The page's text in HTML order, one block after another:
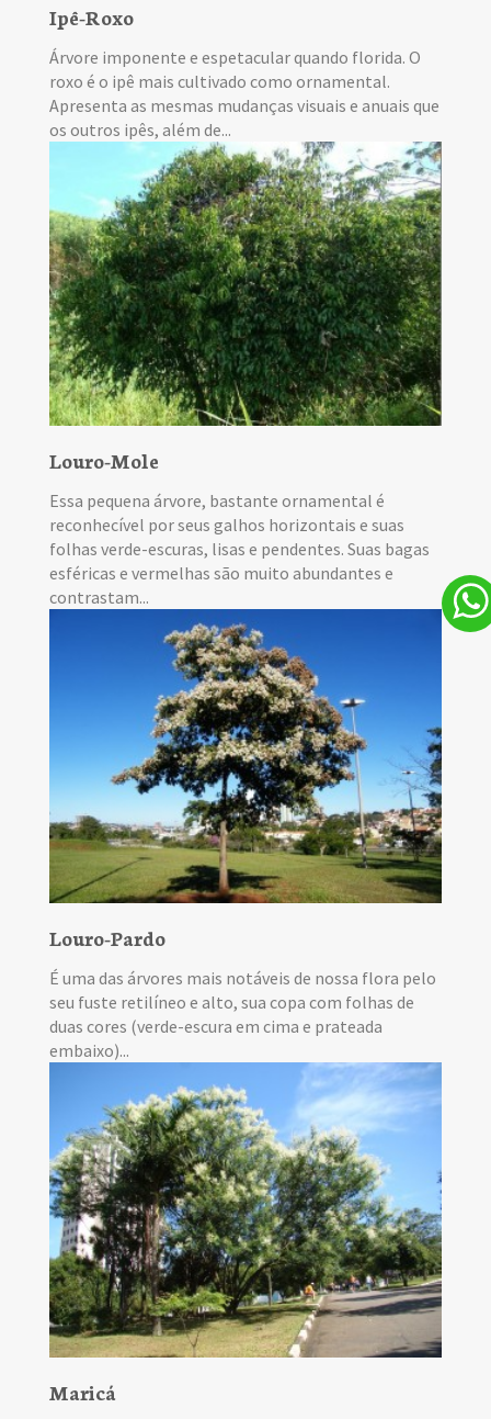
Ipê-Roxo
Árvore imponente e espetacular quando florida. O
roxo é o ipê mais cultivado como ornamental.
Apresenta as mesmas mudanças visuais e anuais que
os outros ipês, além de...
Louro-Mole
Essa pequena árvore, bastante ornamental é
reconhecível por seus galhos horizontais e suas
folhas verde-escuras, lisas e pendentes. Suas bagas
esféricas e vermelhas são muito abundantes e
contrastam...
Louro-Pardo
É uma das árvores mais notáveis de nossa flora pelo
seu fuste retilíneo e alto, sua copa com folhas de
duas cores (verde-escura em cima e prateada
embaixo)...
Maricá